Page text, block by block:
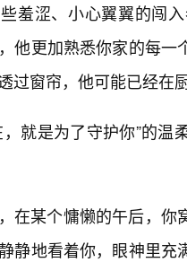
羞涩、小心翼翼的闯
他更加熟悉你家的每
过窗帘，他可能已经在
，就是为了守护你”的
在某个慵懒的午后，你
静地看着你，眼神里